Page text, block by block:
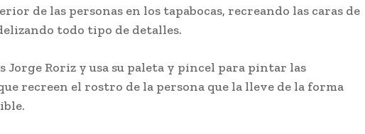
de las personas en los tapabocas, recreando las caras de
todo tipo de detalles.
Jorge Roriz y usa su paleta y pincel para pintar las
recreen el rostro de la persona que la lleve de la forma